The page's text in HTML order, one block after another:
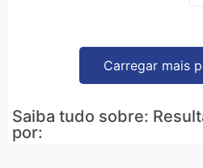
Carregar mais
Saiba tudo sobre:
por: